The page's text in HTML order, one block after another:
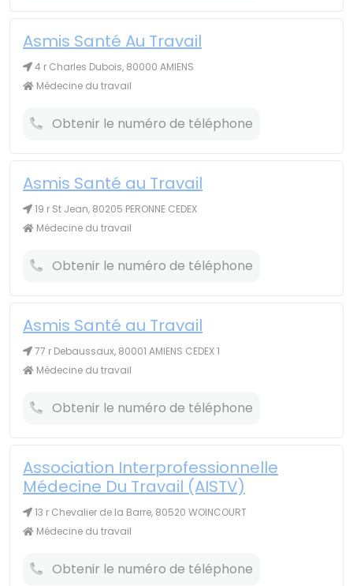
Asmis Santé Au Travail
4 r Charles Dubois, 80000 AMIENS
Médecine du travail
Obtenir le numéro de téléphone
Asmis Santé au Travail
19 r St Jean, 80205 PERONNE CEDEX
Médecine du travail
Obtenir le numéro de téléphone
Asmis Santé au Travail
77 r Debaussaux, 80001 AMIENS CEDEX 1
Médecine du travail
Obtenir le numéro de téléphone
Association Interprofessionnelle
Médecine Du Travail (AISTV)
13 r Chevalier de la Barre, 80520 WOINCOURT
Médecine du travail
Obtenir le numéro de téléphone